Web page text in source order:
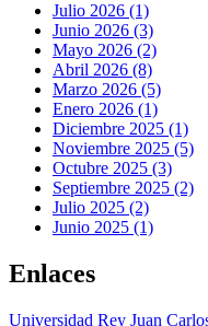
Julio 2026 (1)
Junio 2026 (3)
Mayo 2026 (2)
Abril 2026 (8)
Marzo 2026 (5)
Enero 2026 (1)
Diciembre 2025 (1)
Noviembre 2025 (5)
Octubre 2025 (3)
Septiembre 2025 (2)
Julio 2025 (2)
Junio 2025 (1)
Enlaces
Universidad Rey Juan